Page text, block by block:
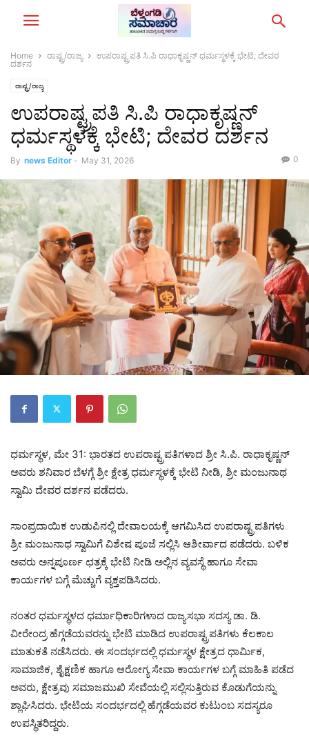
Home ರಾಷ್ಟ್ರ/ರಾಜ್ಯ
ಉಪರಾಷ್ಟ್ರಪತಿ ಸಿ.ಪಿ ರಾಧಾಕೃಷ್ಣನ್ ಧರ್ಮಸ್ಥಳಕ್ಕೆ ಭೇಟಿ; ದೇವರ
ದರ್ಶನ
ರಾಷ್ಟ್ರ/ರಾಜ್ಯ
ಉಪರಾಷ್ಟ್ರಪತಿ ಸಿ.ಪಿ ರಾಧಾಕೃಷ್ಣನ್
ಧರ್ಮಸ್ಥಳಕ್ಕೆ ಭೇಟಿ; ದೇವರ ದರ್ಶನ
By news Editor - May 31, 2026 0
ಧರ್ಮಸ್ಥಳ, ಮೇ 31: ಭಾರತದ ಉಪರಾಷ್ಟ್ರಪತಿಗಳಾದ ಶ್ರೀ ಸಿ.ಪಿ. ರಾಧಾಕೃಷ್ಣನ್
ಅವರು ಶನಿವಾರ ಬೆಳಗ್ಗೆ ಶ್ರೀ ಕ್ಷೇತ್ರ ಧರ್ಮಸ್ಥಳಕ್ಕೆ ಭೇಟಿ ನೀಡಿ, ಶ್ರೀ ಮಂಜುನಾಥ
ಸ್ವಾಮಿ ದೇವರ ದರ್ಶನ ಪಡೆದರು.
ಸಾಂಪ್ರದಾಯಿಕ ಉಡುಪಿನಲ್ಲಿ ದೇವಾಲಯಕ್ಕೆ ಆಗಮಿಸಿದ ಉಪರಾಷ್ಟ್ರಪತಿಗಳು
ಶ್ರೀ ಮಂಜುನಾಥ ಸ್ವಾಮಿಗೆ ವಿಶೇಷ ಪೂಜೆ ಸಲ್ಲಿಸಿ ಆಶೀರ್ವಾದ ಪಡೆದರು. ಬಳಿಕ
ಅವರು ಅನ್ನಪೂರ್ಣ ಛತ್ರಕ್ಕೆ ಭೇಟಿ ನೀಡಿ ಅಲ್ಲಿನ ವ್ಯವಸ್ಥೆ ಹಾಗೂ ಸೇವಾ
ಕಾರ್ಯಗಳ ಬಗ್ಗೆ ಮೆಚ್ಚುಗೆ ವ್ಯಕ್ತಪಡಿಸಿದರು.
ನಂತರ ಧರ್ಮಸ್ಥಳದ ಧರ್ಮಾಧಿಕಾರಿಗಳಾದ ರಾಜ್ಯಸಭಾ ಸದಸ್ಯ ಡಾ. ಡಿ.
ವೀರೇಂದ್ರ ಹೆಗ್ಗಡೆಯವರನ್ನು ಭೇಟಿ ಮಾಡಿದ ಉಪರಾಷ್ಟ್ರಪತಿಗಳು ಕೆಲಕಾಲ
ಮಾತುಕತೆ ನಡೆಸಿದರು. ಈ ಸಂದರ್ಭದಲ್ಲಿ ಧರ್ಮಸ್ಥಳ ಕ್ಷೇತ್ರದ ಧಾರ್ಮಿಕ,
ಸಾಮಾಜಿಕ, ಶೈಕ್ಷಣಿಕ ಹಾಗೂ ಆರೋಗ್ಯ ಸೇವಾ ಕಾರ್ಯಗಳ ಬಗ್ಗೆ ಮಾಹಿತಿ ಪಡೆದ
ಅವರು, ಕ್ಷೇತ್ರವು ಸಮಾಜಮುಖಿ ಸೇವೆಯಲ್ಲಿ ಸಲ್ಲಿಸುತ್ತಿರುವ ಕೊಡುಗೆಯನ್ನು
ಶ್ಲಾಘಿಸಿದರು. ಭೇಟಿಯ ಸಂದರ್ಭದಲ್ಲಿ ಹೆಗ್ಗಡೆಯವರ ಕುಟುಂಬ ಸದಸ್ಯರೂ
ಉಪಸ್ಥಿತರಿದ್ದರು.